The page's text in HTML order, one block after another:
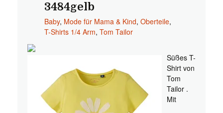
3484gelb
Baby, Mode für Mama & Kind, Oberteile,
T-Shirts 1/4 Arm, Tom Tailor
Süßes T-
Shirt von
Tom
Tailor .
Mit